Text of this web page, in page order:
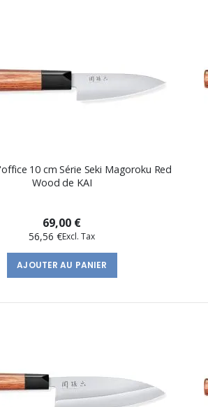
10 cm Série Seki Magoroku Red
Wood de KAI
69,00 €
56,56 €
AJOUTER AU PANIER